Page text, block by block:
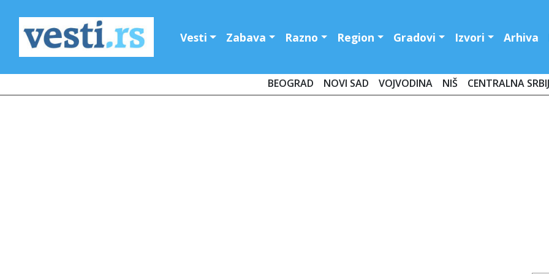
Vesti Zabava Razno Region Gradovi Izvori Arhiva
BEOGRAD NOVI SAD VOJVODINA NIŠ CENTRALNA